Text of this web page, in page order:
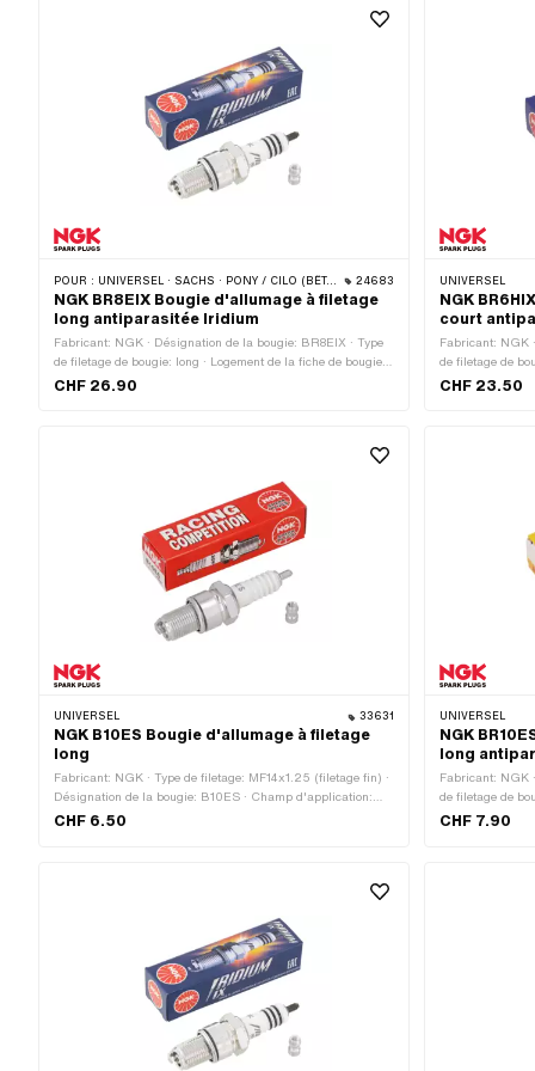
POUR : UNIVERSEL · SACHS · PONY / CILO (BÊTA 521 & 512) 24683
NGK BR8EIX Bougie d'allumage à filetage
long antiparasitée Iridium
Fabricant: NGK · Désignation de la bougie: BR8EIX · Type
de filetage de bougie: long · Logement de la fiche de bougie:
M4 · Logement de la fiche de bougie: SAE · Matériau de
CHF 26.90
UNIVERSEL
NGK
court
Fabricant: NGK
de filetage de
bougie: M4 ·
CHF 23.50
UNIVERSEL 33631
NGK B10ES Bougie d'allumage à filetage
long
Fabricant: NGK · Type de filetage: MF14x1.25 (filetage fin) ·
Désignation de la bougie: B10ES · Champ d'application:
Performance · Type de filetage de bougie: long · Logement de
CHF 6.50
UNIVERSEL
NGK
long
Fabricant: NGK
de filetage de
M4 · Type de
CHF 7.90